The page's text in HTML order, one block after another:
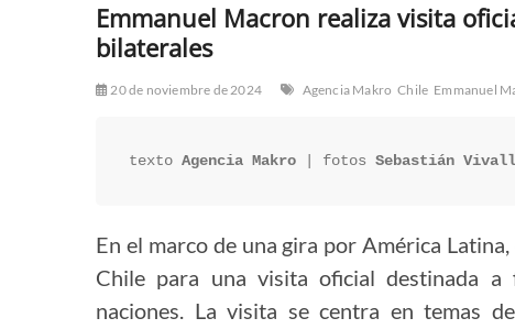
Emmanuel Macron realiza visita
bilaterales
20 de noviembre de 2024 Agencia Makro Chile Emmanuel
texto Agencia Makro | fotos Sebastián
En el marco de una gira por América
Chile para una visita oficial destinada a
naciones. La visita se centra en temas